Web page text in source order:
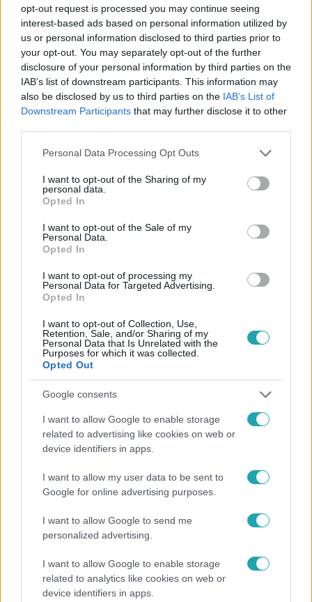
opt-out request is processed you may continue seeing
interest-based ads based on personal information utilized by
us or personal information disclosed to third parties prior to
your opt-out. You may separately opt-out of the further
disclosure of your personal information by third parties on the
IAB’s list of downstream participants. This information may
also be disclosed by us to third parties on the IAB’s List of
Downstream Participants that may further disclose it to other
Please note that this website/app uses one or more Google
not limited to your visit or usage behaviour. You may click to
grant or deny consent to Google and its third-party tags to
use your data for below specified purposes in below Google
consent section.
Personal Data Processing Opt Outs
I want to opt-out of the Sharing of my
personal data.
Opted In
I want to opt-out of the Sale of my
Personal Data.
Opted In
I want to opt-out of processing my
Personal Data for Targeted Advertising.
Opted In
I want to opt-out of Collection, Use,
Retention, Sale, and/or Sharing of my
Personal Data that Is Unrelated with the
Purposes for which it was collected.
Opted Out
Google consents
I want to allow Google to enable storage
related to advertising like cookies on web or
device identifiers in apps.
I want to allow my user data to be sent to
Google for online advertising purposes.
I want to allow Google to send me
personalized advertising.
I want to allow Google to enable storage
related to analytics like cookies on web or
device identifiers in apps.
Kövess minket, és értesülj a friss hírekről a
Facebookon is!
Követem
FÓKUSZ
Népszerű
Életmód